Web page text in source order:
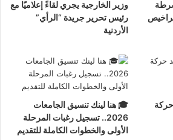
وزير الخارجية يجري لقاءً إعلاميًا مع
رئيس تحرير جريدة “الرأي”
الأردنية
🎓 هنا لينك تنسيق الجامعات
2026.. تسجيل رغبات المرحلة
الأولى والخطوات الكاملة للتقديم